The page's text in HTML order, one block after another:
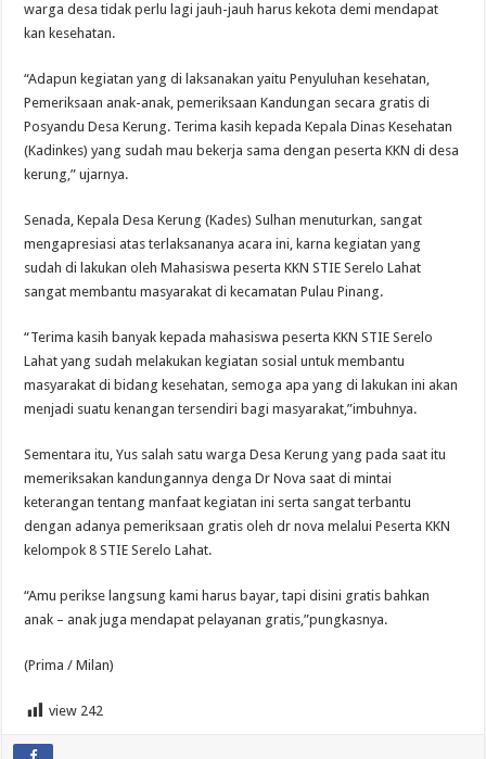
warga desa tidak perlu lagi jauh-jauh harus kekota demi mendapat
kan kesehatan.
“Adapun kegiatan yang di laksanakan yaitu Penyuluhan kesehatan,
Pemeriksaan anak-anak, pemeriksaan Kandungan secara gratis di
Posyandu Desa Kerung. Terima kasih kepada Kepala Dinas Kesehatan
(Kadinkes) yang sudah mau bekerja sama dengan peserta KKN di desa
kerung,” ujarnya.
Senada, Kepala Desa Kerung (Kades) Sulhan menuturkan, sangat
mengapresiasi atas terlaksananya acara ini, karna kegiatan yang
sudah di lakukan oleh Mahasiswa peserta KKN STIE Serelo Lahat
sangat membantu masyarakat di kecamatan Pulau Pinang.
“Terima kasih banyak kepada mahasiswa peserta KKN STIE Serelo
Lahat yang sudah melakukan kegiatan sosial untuk membantu
masyarakat di bidang kesehatan, semoga apa yang di lakukan ini akan
menjadi suatu kenangan tersendiri bagi masyarakat,”imbuhnya.
Sementara itu, Yus salah satu warga Desa Kerung yang pada saat itu
memeriksakan kandungannya denga Dr Nova saat di mintai
keterangan tentang manfaat kegiatan ini serta sangat terbantu
dengan adanya pemeriksaan gratis oleh dr nova melalui Peserta KKN
kelompok 8 STIE Serelo Lahat.
“Amu perikse langsung kami harus bayar, tapi disini gratis bahkan
anak – anak juga mendapat pelayanan gratis,”pungkasnya.
(Prima / Milan)
view 242